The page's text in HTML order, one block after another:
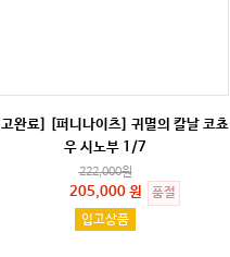
완료] [퍼니나이츠] 귀멸의 칼날 코쵸
우 시노부 1/7
222,000원
205,000 원
품절
입고상품